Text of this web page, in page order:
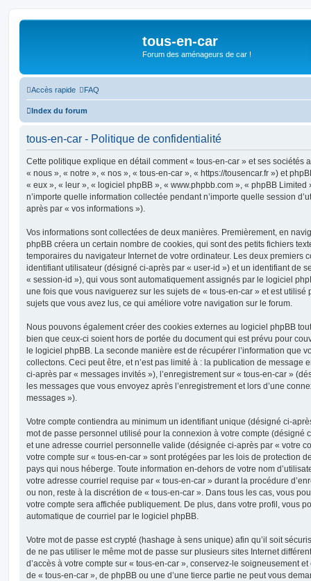
tous-en-car
Forum des aménageurs de car !
Accès rapide FAQ
Index du forum
tous-en-car - Politique de confidentialité
Cette politique explique en détail comment « tous-en-car » et ses sociétés
« nous », « notre », « nos », « tous-en-car », « https://tousencar.fr ») et
« eux », « leur », « logiciel phpBB », « www.phpbb.com », « phpBB
n’importe quelle information collectée pendant n’importe quelle session
après par « vos informations »).
Vos informations sont collectées de deux manières. Premièrement, en
phpBB créera un certain nombre de cookies, qui sont des petits fichiers
temporaires du navigateur Internet de votre ordinateur. Les deux premiers
identifiant utilisateur (désigné ci-après par « user-id ») et un identifiant de
« session-id »), qui vous sont automatiquement assignés par le logiciel
une fois que vous naviguerez sur les sujets de « tous-en-car » et est utilisé
sujets que vous avez lus, ce qui améliore votre navigation sur le forum.
Nous pouvons également créer des cookies externes au logiciel phpBB
bien que ceux-ci soient hors de portée du document qui est prévu pour
le logiciel phpBB. La seconde manière est de récupérer l’information que
collectons. Ceci peut être, et n’est pas limité à : la publication de message
ci-après par « messages invités »), l’enregistrement sur « tous-en-car »
les messages que vous envoyez après l’enregistrement et lors d’une
messages »).
Votre compte contiendra au minimum un identifiant unique (désigné ci-
mot de passe personnel utilisé pour la connexion à votre compte (désigné
et une adresse courriel personnelle valide (désignée ci-après par « votre
votre compte sur « tous-en-car » sont protégées par les lois de protection
pays qui nous héberge. Toute information en-dehors de votre nom
votre adresse courriel requise par « tous-en-car » durant la procédure
ou non, reste à la discrétion de « tous-en-car ». Dans tous les cas, vous
votre compte sera affichée publiquement. De plus, dans votre profil, vous
automatique de courriel par le logiciel phpBB.
Votre mot de passe est crypté (hashage à sens unique) afin qu’il soit
de ne pas utiliser le même mot de passe sur plusieurs sites Internet
d’accès à votre compte sur « tous-en-car », conservez-le soigneusement
de « tous-en-car », de phpBB ou une d’une tierce partie ne peut vous